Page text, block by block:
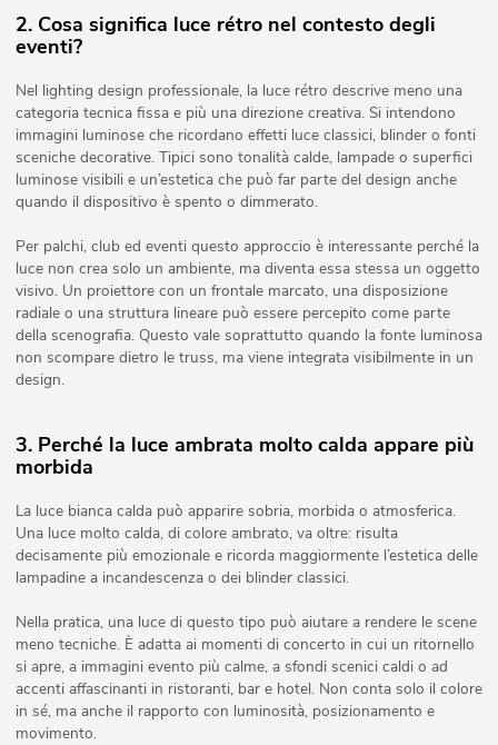
2. Cosa significa luce rétro nel contesto degli
eventi?
Nel lighting design professionale, la luce rétro descrive meno una
categoria tecnica fissa e più una direzione creativa. Si intendono
immagini luminose che ricordano effetti luce classici, blinder o fonti
sceniche decorative. Tipici sono tonalità calde, lampade o superfici
luminose visibili e un’estetica che può far parte del design anche
quando il dispositivo è spento o dimmerato.
Per palchi, club ed eventi questo approccio è interessante perché la
luce non crea solo un ambiente, ma diventa essa stessa un oggetto
visivo. Un proiettore con un frontale marcato, una disposizione
radiale o una struttura lineare può essere percepito come parte
della scenografia. Questo vale soprattutto quando la fonte luminosa
non scompare dietro le truss, ma viene integrata visibilmente in un
design.
3. Perché la luce ambrata molto calda appare più
morbida
La luce bianca calda può apparire sobria, morbida o atmosferica.
Una luce molto calda, di colore ambrato, va oltre: risulta
decisamente più emozionale e ricorda maggiormente l’estetica delle
lampadine a incandescenza o dei blinder classici.
Nella pratica, una luce di questo tipo può aiutare a rendere le scene
meno tecniche. È adatta ai momenti di concerto in cui un ritornello
si apre, a immagini evento più calme, a sfondi scenici caldi o ad
accenti affascinanti in ristoranti, bar e hotel. Non conta solo il colore
in sé, ma anche il rapporto con luminosità, posizionamento e
movimento.